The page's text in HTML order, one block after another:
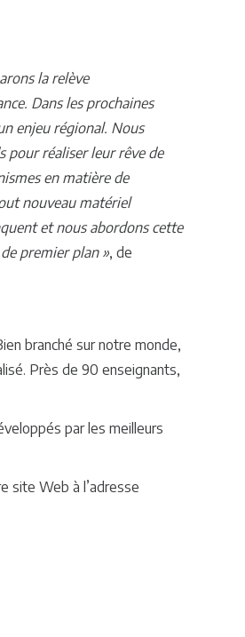
la relève
Dans les prochaines
enjeu régional. Nous
pour réaliser leur rêve de
en matière de
nouveau matériel
et nous abordons cette
premier plan », de
branché sur notre monde,
Près de 90 enseignants,
par les meilleurs
site Web à l’adresse